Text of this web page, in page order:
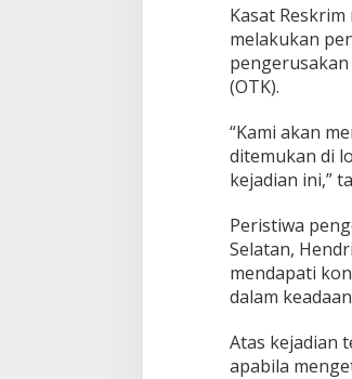
k
n
K
t
r
P
I
o
e
h
T
K
Kasat
melakukan
(OTK).
“Kami akan
ditemukan di
kejadian ini,”
Peristiwa
Selatan,
mendapati
dalam
Atas kejadian
apabila